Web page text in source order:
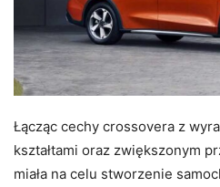
Łącząc cechy crossovera z
kształtami oraz zwiększonym
miała na celu stworzenie